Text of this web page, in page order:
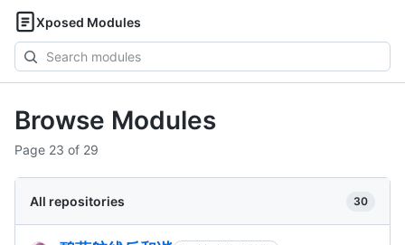
Xposed Modules
Search
modules
Browse Modules
Page 23 of 29
All repositories 30